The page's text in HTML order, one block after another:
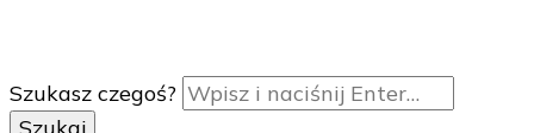
Szukasz czegoś?